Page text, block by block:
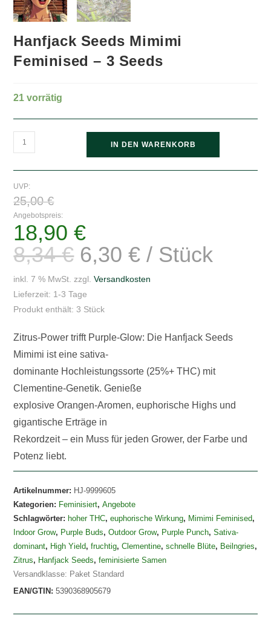
Hanfjack Seeds Mimimi
Feminised – 3 Seeds
21 vorrätig
Hanfjack
Seeds
Mimimi
Feminised
-
3
Seeds
Menge
IN DEN WARENKORB
UVP:
25,00€Preis
25,00 €
Angebotspreis:
18,90€Aktueller
18,90 €.
8,34€ 6,30€ / Stück
inkl. 7 % MwSt. zzgl.Versandkosten
Lieferzeit: 1-3 Tage
Produkt enthält: 3 Stück
Zitrus-Power trifft Purple-Glow: Die Hanfjack Seeds
Mimimi ist eine sativa-
dominante Hochleistungssorte (25%+ THC) mit
Clementine-Genetik. Genieße
explosive Orangen-Aromen, euphorische Highs und
gigantische Erträge in
Rekordzeit – ein Muss für jeden Grower, der Farbe und
Potenz liebt.
Artikelnummer: HJ-9999605
Kategorien: Feminisiert,Angebote
Schlagwörter: hoher THC,euphorische Wirkung, Mimimi Feminised,
Indoor Grow, Purple Buds,Outdoor Grow, Purple Punch,Sativa-
dominant, High Yield,fruchtig,Clementine,schnelle Blüte, Beilngries,
Zitrus, Hanfjack Seeds,feminisierte Samen
Versandklasse: Paket Standard
EAN/GTIN:5390368905679